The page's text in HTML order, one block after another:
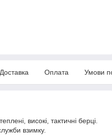
Доставка Оплата Умови
високі, тактичні берці.
взимку.